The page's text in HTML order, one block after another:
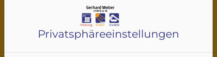
Privatsphäre­einstellungen